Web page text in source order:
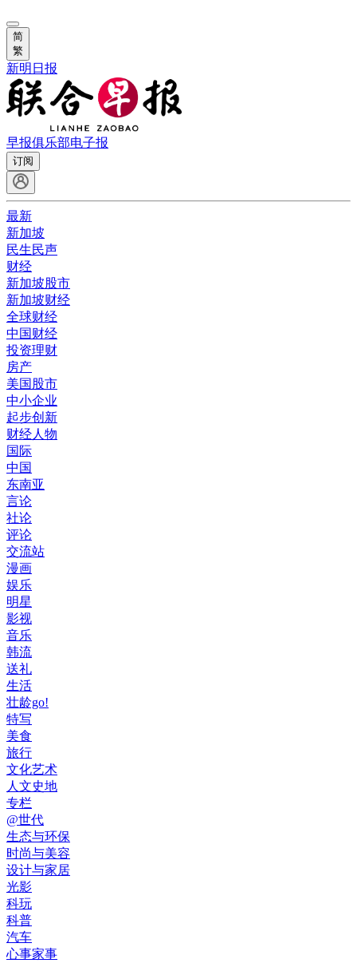
简
繁
新明日报
早报俱乐部电子报
订阅
最新
新加坡
民生民声
财经
新加坡股市
新加坡财经
全球财经
中国财经
投资理财
房产
美国股市
中小企业
起步创新
财经人物
国际
中国
东南亚
言论
社论
评论
交流站
漫画
娱乐
明星
影视
音乐
韩流
送礼
生活
壮龄go!
特写
美食
旅行
文化艺术
人文史地
专栏
@世代
生态与环保
时尚与美容
设计与家居
光影
科玩
科普
汽车
心事家事